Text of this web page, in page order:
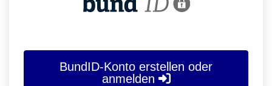
BundID-Konto erstellen oder
anmelden